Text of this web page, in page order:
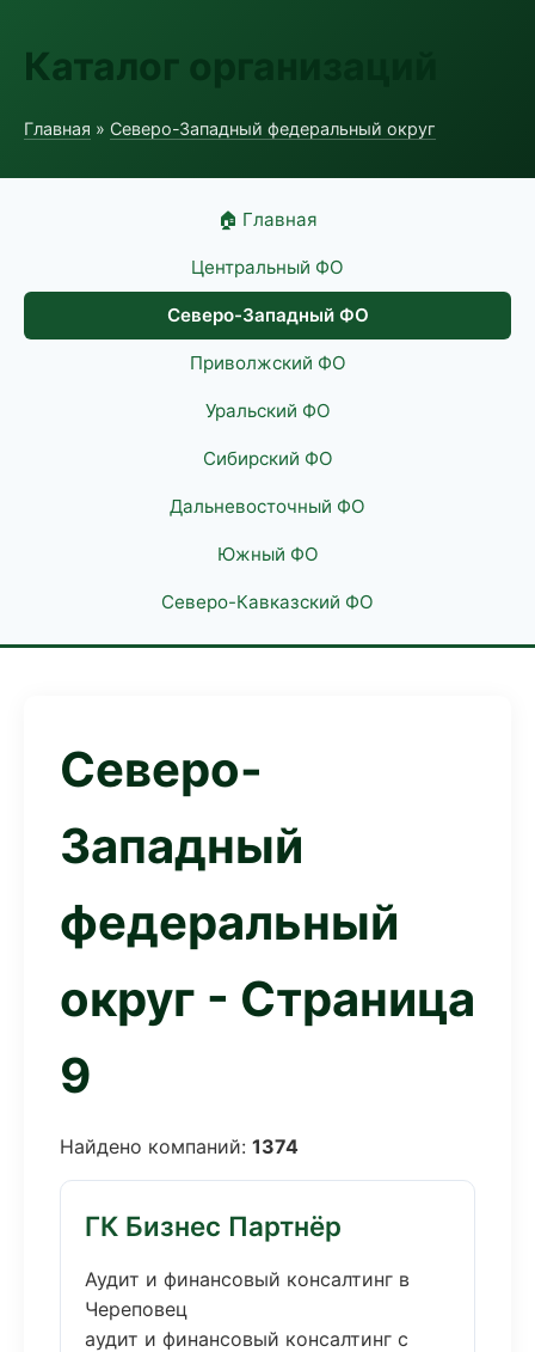
Каталог организаций
Главная » Северо-Западный федеральный округ
🏠 Главная
Центральный ФО
Северо-Западный ФО
Приволжский ФО
Уральский ФО
Сибирский ФО
Дальневосточный ФО
Южный ФО
Северо-Кавказский ФО
Северо-
Западный
федеральный
округ - Страница
9
Найдено компаний: 1374
ГК Бизнес Партнёр
Аудит и финансовый консалтинг в
Череповец
аудит и финансовый консалтинг с